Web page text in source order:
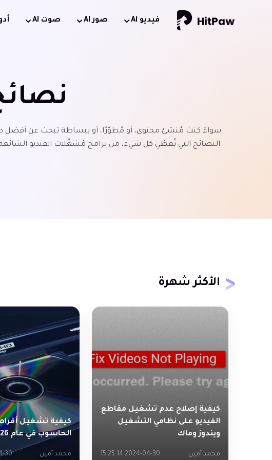
فيديو Al صور AI صوت AI
سواءً كنتَ مُنشئ محتوى، أو مُطوّرًا، أو ببساطة تبحث عن أفضل
النصائح التي تُغطّي كل شيء، من برامج مُشغّلات الفيديو
الأكثر شهرة
كيفية إصلاح عدم تشغيل مقاطع
الفيديو على نظامي التشغيل
ويندوز وماك
محمد أمين 2024-04-30 15:25:14
كيفية تشغيل
الحاسوب في عام 2026
محمد أمين